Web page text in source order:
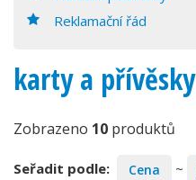
Reklamační řád
karty a přívěsky
Zobrazeno 10 produktů
Seřadit podle: Cena ~